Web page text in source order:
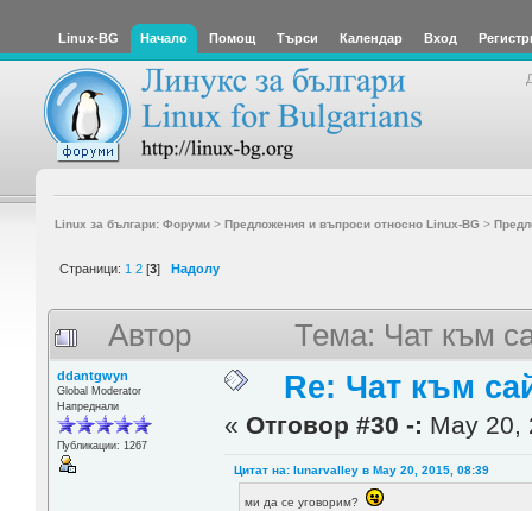
Linux-BG Начало Помощ Търси Календар Вход
Linux за българи: Форуми> Предложения и въпроси относно Linux-BG >
Страници: 1 2 [3] Надолу
Автор Тема: Чат към
ddantgwyn
Global Moderator
Напреднали
Публикации: 1267
Re: Чат към
« Отговор #30 -: May 20,
Цитат на: lunarvalley в May 20, 2015, 08:39
ми да се уговорим?